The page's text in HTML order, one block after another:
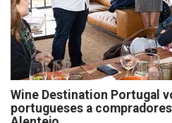
Wine Destination Portugal
portugueses a